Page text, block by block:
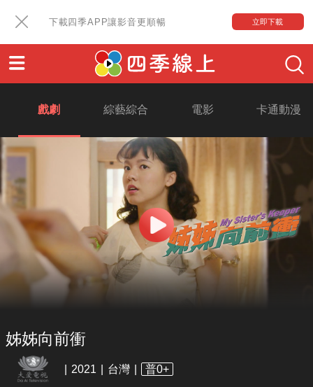
下載四季APP讓影音更順暢 立即下載
戲劇 綜藝綜合 電影 卡通動漫
姊姊向前衝
2021 台灣 普0+